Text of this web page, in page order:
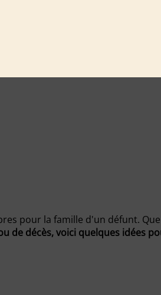
pour la famille d'un défunt.
de décès, voici quelques idées